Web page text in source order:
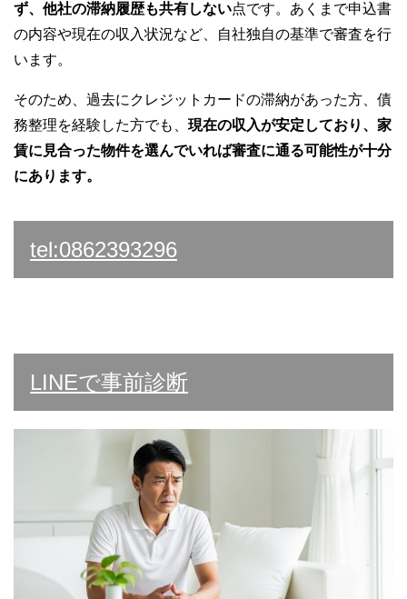
ず、他社の滞納履歴も共有しない点です。あくまで申込書
の内容や現在の収入状況など、自社独自の基準で審査を行
います。
そのため、過去にクレジットカードの滞納があった方、債
務整理を経験した方でも、 現在の収入が安定しており、家
賃に見合った物件を選んでいれば審査に通る可能性が十分
にあります。
tel:0862393296
LINEで事前診断